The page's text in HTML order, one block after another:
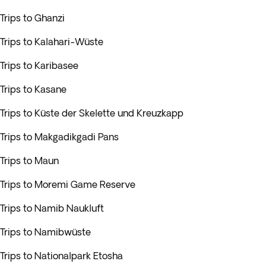
Trips to Ghanzi
Trips to Kalahari-Wüste
Trips to Karibasee
Trips to Kasane
Trips to Küste der Skelette und Kreuzkapp
Trips to Makgadikgadi Pans
Trips to Maun
Trips to Moremi Game Reserve
Trips to Namib Naukluft
Trips to Namibwüste
Trips to Nationalpark Etosha